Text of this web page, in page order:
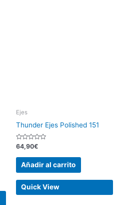
Ejes
Thunder Ejes Polished 151
Valorado
con
0
64,90€
Añadir al carrito
Quick View